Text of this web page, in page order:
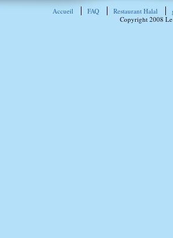
Accueil FAQ Restaurant Halal
Copyright 2008